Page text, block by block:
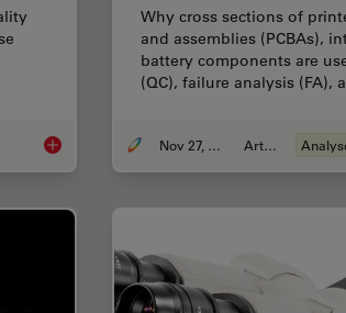
High Quality Sectioning in Ultramicrotomy
Why cross sections of
and assemblies (PCBAs),
battery components are
(QC), failure analysis (FA),
Nov 27, 2023 Article